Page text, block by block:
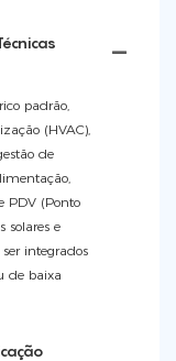
padrão,
(HVAC),
de
PDV (Ponto
solares e
integrados
de baixa